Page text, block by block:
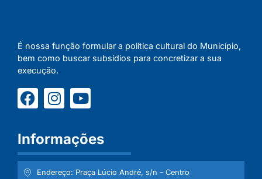
É nossa função formular a política cultural do Município,
bem como buscar subsídios para concretizar a sua
execução.
Informações
Endereço: Praça Lúcio André, s/n – Centro